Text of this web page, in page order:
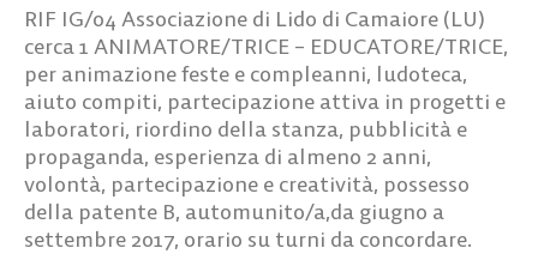
RIF IG/04 Associazione di Lido di Camaiore (LU)
cerca1 ANIMATORE/TRICE – EDUCATORE/TRICE,
per animazione feste e compleanni, ludoteca,
aiuto compiti, partecipazione attiva in progetti e
laboratori, riordino della stanza, pubblicità e
propaganda, esperienza di almeno 2 anni,
volontà, partecipazione e creatività, possesso
della patente B, automunito/a,da giugno a
settembre 2017, orario su turni da concordare.